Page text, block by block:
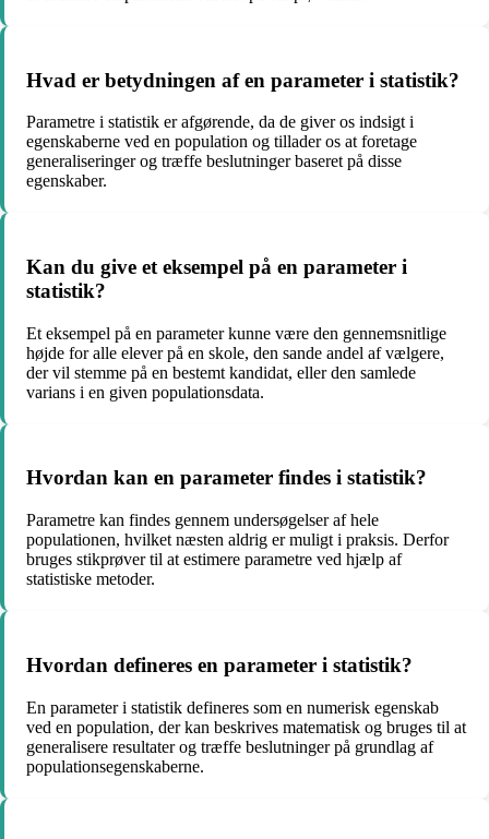
Hvad er betydningen af en parameter i statistik?
Parametre i statistik er afgørende, da de giver os indsigt i
egenskaberne ved en population og tillader os at foretage
generaliseringer og træffe beslutninger baseret på disse
egenskaber.
Kan du give et eksempel på en parameter i
statistik?
Et eksempel på en parameter kunne være den gennemsnitlige
højde for alle elever på en skole, den sande andel af vælgere,
der vil stemme på en bestemt kandidat, eller den samlede
varians i en given populationsdata.
Hvordan kan en parameter findes i statistik?
Parametre kan findes gennem undersøgelser af hele
populationen, hvilket næsten aldrig er muligt i praksis. Derfor
bruges stikprøver til at estimere parametre ved hjælp af
statistiske metoder.
Hvordan defineres en parameter i statistik?
En parameter i statistik defineres som en numerisk egenskab
ved en population, der kan beskrives matematisk og bruges til at
generalisere resultater og træffe beslutninger på grundlag af
populationsegenskaberne.